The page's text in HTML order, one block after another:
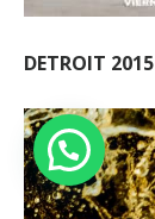
DETROIT 2015